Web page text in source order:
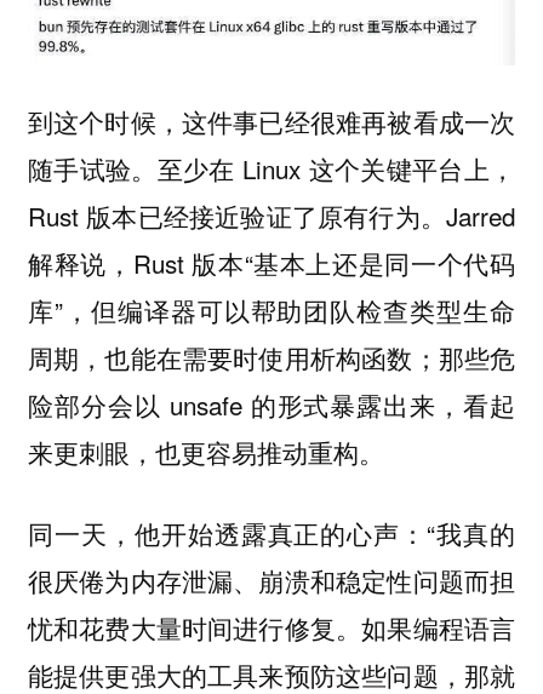
到这个时候，这件事已经很难再被看成一次
随手试验。至少在 Linux 这个关键平台上，
Rust 版本已经接近验证了原有行为。Jarred
解释说，Rust 版本“基本上还是同一个代码
库”，但编译器可以帮助团队检查类型生命
周期，也能在需要时使用析构函数；那些危
险部分会以 unsafe 的形式暴露出来，看起
来更刺眼，也更容易推动重构。
同一天，他开始透露真正的心声：“我真的
很厌倦为内存泄漏、崩溃和稳定性问题而担
忧和花费大量时间进行修复。如果编程语言
能提供更强大的工具来预防这些问题，那就